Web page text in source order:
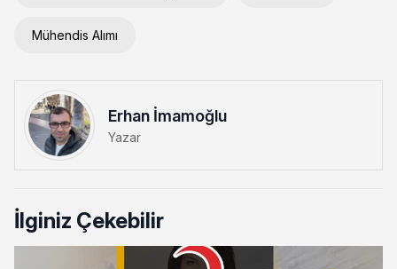
Mühendis Alımı
Erhan İmamoğlu
Yazar
İlginiz Çekebilir